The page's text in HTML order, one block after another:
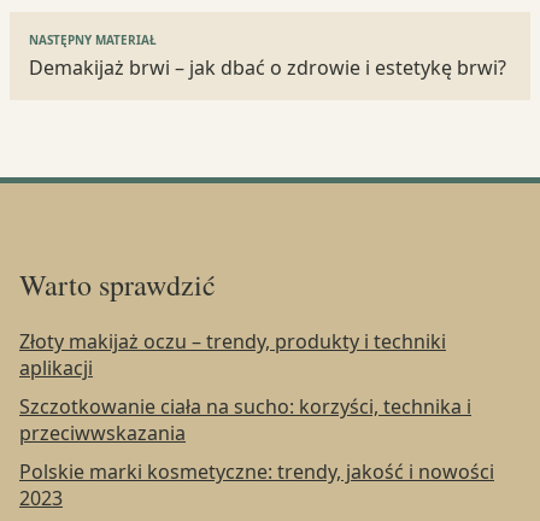
NASTĘPNY MATERIAŁ
Demakijaż brwi – jak dbać o zdrowie i estetykę brwi?
Warto sprawdzić
Złoty makijaż oczu – trendy, produkty i techniki
aplikacji
Szczotkowanie ciała na sucho: korzyści, technika i
przeciwwskazania
Polskie marki kosmetyczne: trendy, jakość i nowości
2023